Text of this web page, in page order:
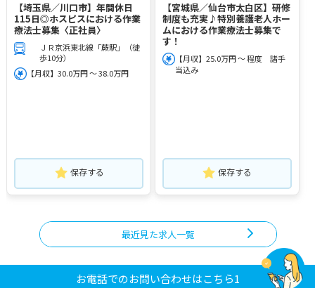
【埼玉県／川口市】年間休日
115日◎ホスピスにおける作業
療法士募集〈正社員〉
ＪＲ京浜東北線「蕨駅」（徒
歩10分）
【月収】30.0万円 ～ 38.0万円
保存する
【宮城県／仙台市太白区】研修
制度も充実♪特別養護老人ホー
ムにおける作業療法士募集で
す！
【月収】25.0万円 ～ 程度 諸手
当込み
保存する
最近見た求人一覧
お電話でのお問い合わせはこちら1